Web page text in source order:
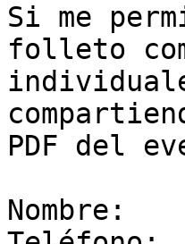
Si me
folleto
PDF del
Nombre: